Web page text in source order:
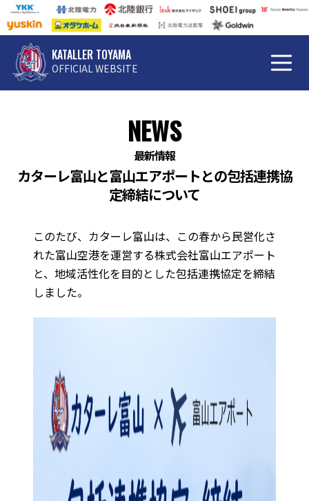
KATALLER TOYAMA
OFFICIAL WEBSITE
NEWS
最新情報
カターレ富山と富山エアポートとの包括連携協
定締結について
このたび、カターレ富山は、この春から民営化さ
れた富山空港を運営する株式会社富山エアポート
と、地域活性化を目的とした包括連携協定を締結
しました。